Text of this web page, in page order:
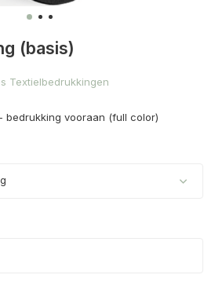
(basis)
Textielbedrukkingen
bedrukking vooraan (full color)